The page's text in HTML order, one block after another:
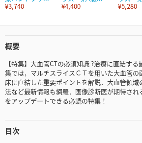
¥3,740
¥4,400
¥5,280
概要
【特集】大血管CTの必須知識 ?治療に直結す
集では，マルチスライスＣＴを用いた大血管
床に直結した重要ポイントを解説．大血管領
法など最新情報も網羅．画像診断医が期待さ
をアップデートできる必読の特集！
目次